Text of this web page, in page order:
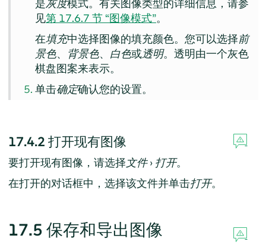
是灰度模式。有关图像类型的详细信息，请参
见第 17.6.7 节 “图像模式”。
在填充中选择图像的填充颜色。您可以选择前
景色、 背景色、 白色或透明。透明由一个灰色
棋盘图案来表示。
单击确定确认您的设置。
17.4.2 打开现有图像
要打开现有图像，请选择文件› 打开。
在打开的对话框中，选择该文件并单击打开。
17.5 保存和导出图像